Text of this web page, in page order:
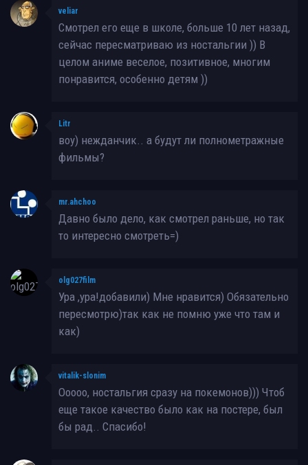
veliar
Смотрел его еще в школе, больше 10 лет назад,
сейчас пересматриваю из ностальгии )) В
целом аниме веселое, позитивное, многим
понравится, особенно детям ))
Litr
воу) нежданчик.. а будут ли полнометражные
фильмы?
mr.ahchoo
Давно было дело, как смотрел раньше, но так
то интересно смотреть=)
olg027film
Ура ,ура!добавили) Мне нравится) Обязательно
пересмотрю)так как не помню уже что там и
как)
vitalik-slonim
Ооооо, ностальгия сразу на покемонов))) Чтоб
еще такое качество было как на постере, был
бы рад.. Спасибо!